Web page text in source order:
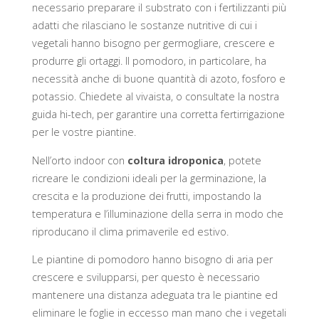
necessario preparare il substrato con i fertilizzanti più
adatti che rilasciano le sostanze nutritive di cui i
vegetali hanno bisogno per germogliare, crescere e
produrre gli ortaggi. Il pomodoro, in particolare, ha
necessità anche di buone quantità di azoto, fosforo e
potassio. Chiedete al vivaista, o consultate la nostra
guida hi-tech, per garantire una corretta fertirrigazione
per le vostre piantine.
Nell’orto indoor con coltura idroponica, potete
ricreare le condizioni ideali per la germinazione, la
crescita e la produzione dei frutti, impostando la
temperatura e l’illuminazione della serra in modo che
riproducano il clima primaverile ed estivo.
Le piantine di pomodoro hanno bisogno di aria per
crescere e svilupparsi, per questo è necessario
mantenere una distanza adeguata tra le piantine ed
eliminare le foglie in eccesso man mano che i vegetali